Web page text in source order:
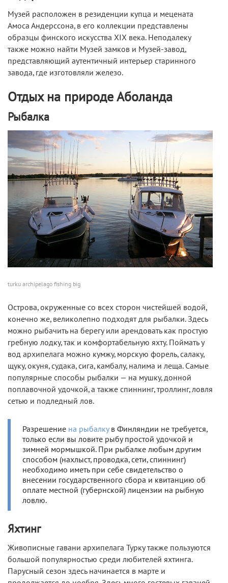
Музей расположен в резиденции купца и мецената
Амоса Андерссона, в его коллекции представлены
образцы финского искусства XIX века. Неподалеку
также можно найти Музей замков и Музей-завод,
представляющий аутентичный интерьер старинного
завода, где изготовляли железо.
Отдых на природе Аболанда
Рыбалка
turku archipelago fishing big
Острова, окруженные со всех сторон чистейшей водой,
конечно же, великолепно подходят для рыбалки. Здесь
можно рыбачить на берегу или арендовать как простую
гребную лодку, так и комфортабельную яхту. Поймать у
вод архипелага можно кумжу, морскую форель, салаку,
щуку, окуня, судака, сига, камбалу, налима и леща. Самые
популярные способы рыбалки — на мушку, донной
поплавочной удочкой, а также спиннинг, троллинг, ловля
сетью и подледный лов.
Разрешение на рыбалкув Финляндии не требуется,
только если вы ловите рыбу простой удочкой и
зимней мормышкой. При рыбалке любым другим
способом (нахлыст, проводка, сети, спиннинг)
необходимо иметь при себе свидетельство о
внесении государственного сбора и квитанцию об
оплате местной (губернской) лицензии на рыбную
ловлю.
Яхтинг
Живописные гавани архипелага Турку также пользуются
большой популярностью среди любителей яхтинга.
Парусный сезон здесь начинается в марте и